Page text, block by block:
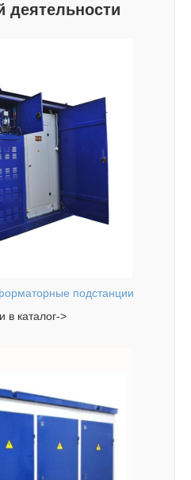
подстанции
в каталог->